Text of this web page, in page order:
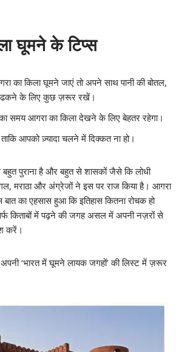
घूमने के टिप्स
का किला घूमने जाएं तो अपने साथ पानी की बोतल,
ढकने के लिए कुछ ज़रूर रखें।
समय आगरा का किला देखने के लिए बेहतर रहेगा।
आपको ज़्यादा चलने में दिक्कत ना हो।
पुराना है और बहुत से शासकों जैसे कि लोधी
मराठा और अंग्रेजों ने इस पर राज किया है। आगरा
का एहसास हुआ कि इतिहास कितना रोचक हो
किताबों में पढ़ने की जगह असल में अपनी नज़रों से
करें।
‘भारत में घूमने लायक जगहों’ की लिस्ट में ज़रूर